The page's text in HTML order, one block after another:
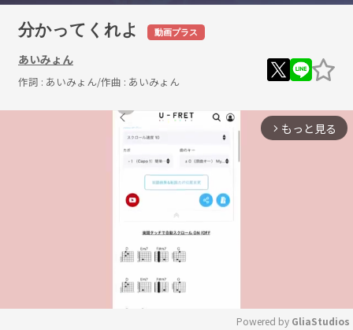
分かってくれよ 動画プラス
あいみょん
作詞 : あいみょん/作曲 : あいみょん
arrow_forward_ios もっと見る
Powered by GliaStudios